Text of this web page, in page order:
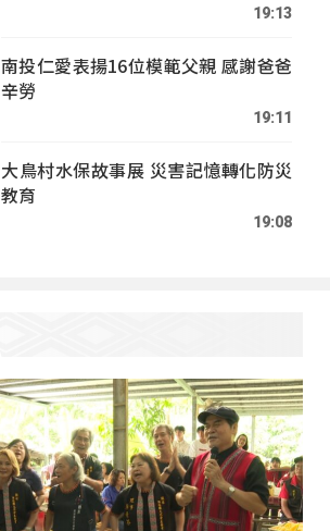
19:13
南投仁愛表揚16位模範父親 感謝爸爸
辛勞
19:11
大鳥村水保故事展 災害記憶轉化防災
教育
19:08